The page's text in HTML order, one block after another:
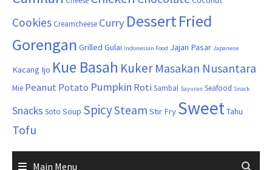
Cookies Creamcheese Curry DessertFried
Gorengan Grilled Gulai Indonesian Food Jajan Pasar Japanese
Kacang Ijo Kue Basah Kuker Masakan Nusantara
Mie Peanut Potato Pumpkin Roti Sambal Sayuran Seafood Snack
Snacks Soto Soup SpicySteam Stir Fry SweetTahu
Tofu
Main Menu